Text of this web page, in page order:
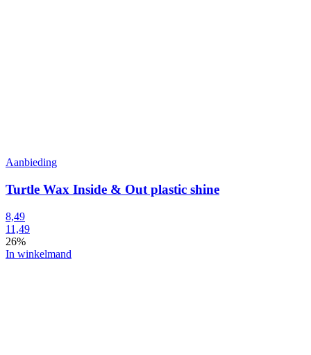
Aanbieding
Turtle Wax Inside & Out plastic shine
8,49
11,49
26%
In winkelmand